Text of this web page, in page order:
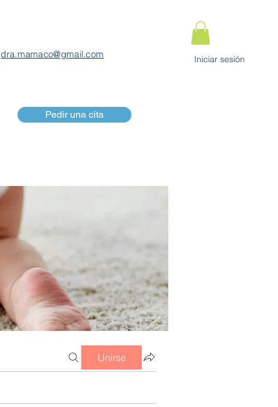
dra.mamaco@gmail.com Iniciar sesión
Pedir una cita
Unirse